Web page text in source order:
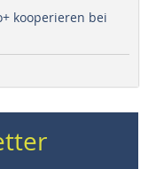
kooperieren bei